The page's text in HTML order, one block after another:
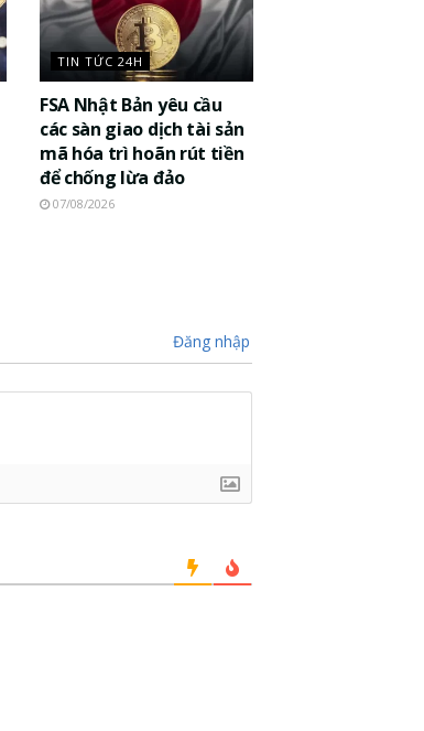
TIN TỨC 24H
FSA Nhật Bản yêu cầu
các sàn giao dịch tài sản
mã hóa trì hoãn rút tiền
để chống lừa đảo
07/08/2026
Đăng nhập